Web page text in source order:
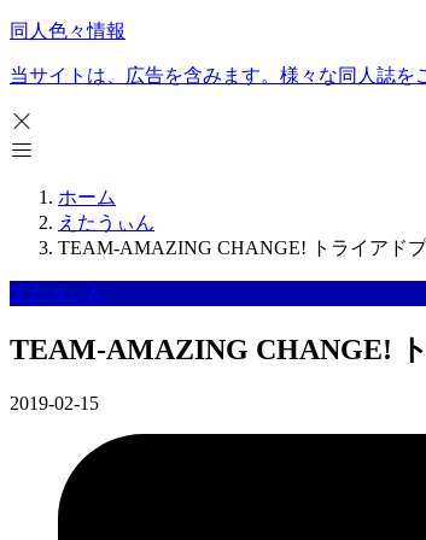
同人色々情報
当サイトは、広告を含みます。様々な同人誌を
ホーム
えたうぃん
TEAM-AMAZING CHANGE! トライアド
えたうぃん
TEAM-AMAZING CHANGE!
2019-02-15